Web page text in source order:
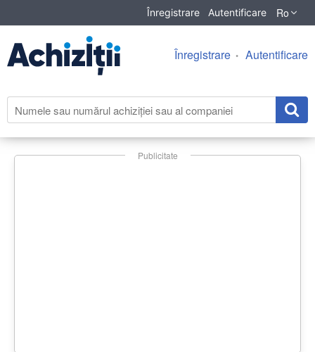
Înregistrare Autentificare Ro
Înregistrare Autentificare
Publicitate